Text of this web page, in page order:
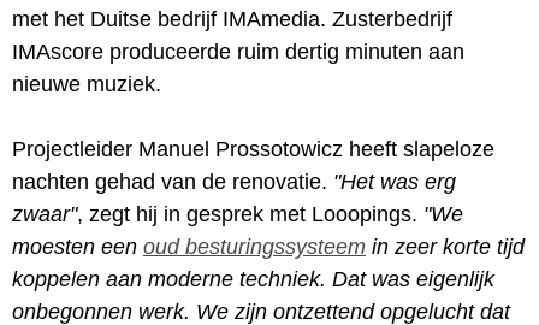
met het Duitse bedrijf IMAmedia. Zusterbedrijf
IMAscore produceerde ruim dertig minuten aan
nieuwe muziek.
Projectleider Manuel Prossotowicz heeft slapeloze
nachten gehad van de renovatie. "Het was erg
zwaar", zegt hij in gesprek met Looopings. "We
moesten een oud besturingssysteem in zeer korte tijd
koppelen aan moderne techniek. Dat was eigenlijk
onbegonnen werk. We zijn ontzettend opgelucht dat